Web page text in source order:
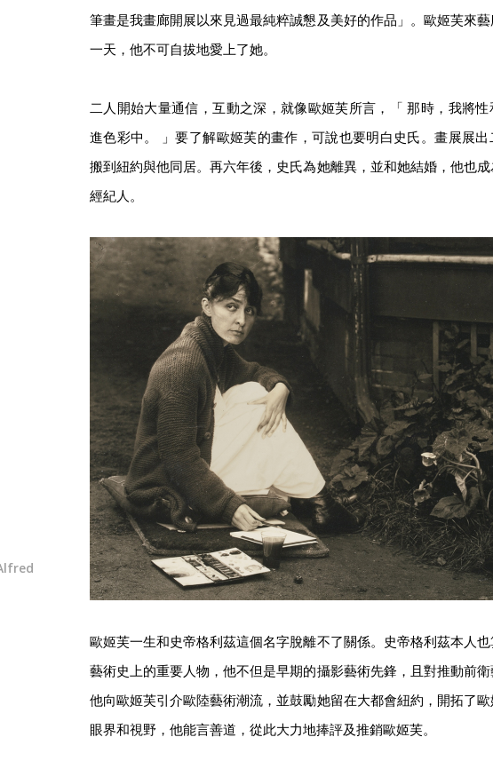
筆畫是我畫廊開展以來見過最純粹誠懇及美好的作品」。歐姬芙來
一天，他不可自拔地愛上了她。
二人開始大量通信，互動之深，就像歐姬芙所言，「 那時，我將
進色彩中。 」要了解歐姬芙的畫作，可說也要明白史氏。畫展展
搬到紐約與他同居。再六年後，史氏為她離異，並和她結婚，他也
經紀人。
歐姬芙一生和史帝格利茲這個名字脫離不了關係。史帝格利茲本人
藝術史上的重要人物，他不但是早期的攝影藝術先鋒，且對推動前衛
他向歐姬芙引介歐陸藝術潮流，並鼓勵她留在大都會紐約，開拓了
眼界和視野，他能言善道，從此大力地捧評及推銷歐姬芙。